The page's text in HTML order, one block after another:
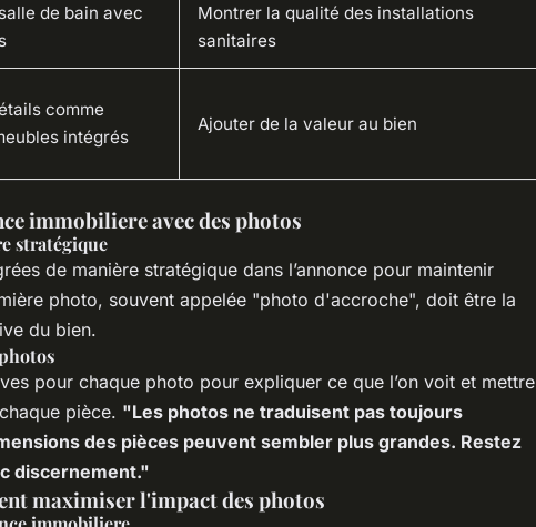
de bain avec
Montrer la qualité des installations
sanitaires
comme
intégrés
Ajouter de la valeur au bien
immobiliere avec des photos
stratégique
de manière stratégique dans l’annonce pour maintenir
photo, souvent appelée "photo d'accroche", doit être la
du bien.
pour chaque photo pour expliquer ce que l’on voit et mettre
pièce. "Les photos ne traduisent pas toujours
des pièces peuvent sembler plus grandes. Restez
discernement."
maximiser l'impact des photos